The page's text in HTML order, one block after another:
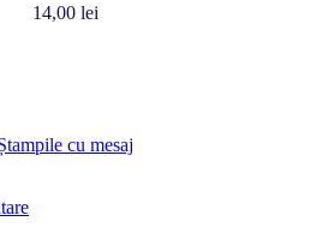
14,00 lei
cu mesaj